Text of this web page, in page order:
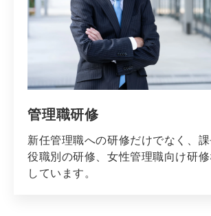
管理職研修
新任管理職への研修だけでなく、
役職別の研修、女性管理職向け研
しています。